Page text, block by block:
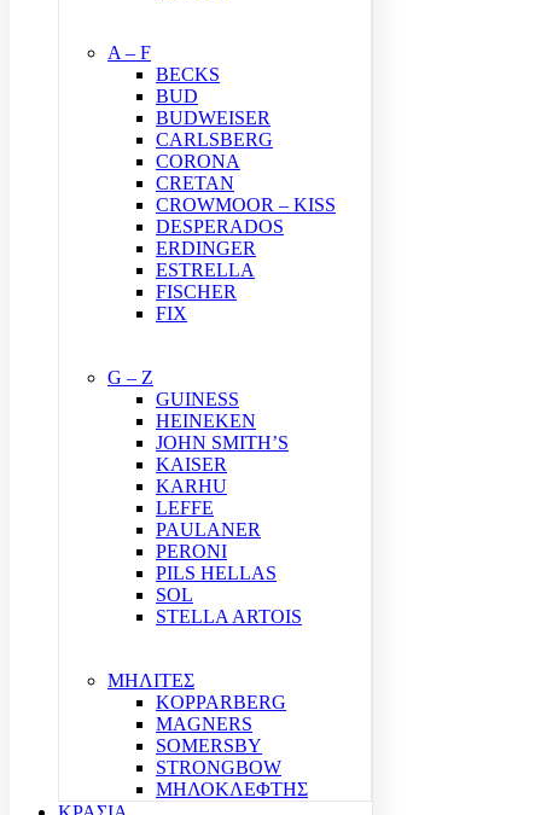
A – F
BECKS
BUD
BUDWEISER
CARLSBERG
CORONA
CRETAN
CROWMOOR – KISS
DESPERADOS
ERDINGER
ESTRELLA
FISCHER
FIX
G – Z
GUINESS
HEINEKEN
JOHN SMITH’S
KAISER
KARHU
LEFFE
PAULANER
PERONI
PILS HELLAS
SOL
STELLA ARTOIS
ΜΗΛΙΤΕΣ
KOPPARBERG
MAGNERS
SOMERSBY
STRONGBOW
ΜΗΛΟΚΛΕΦΤΗΣ